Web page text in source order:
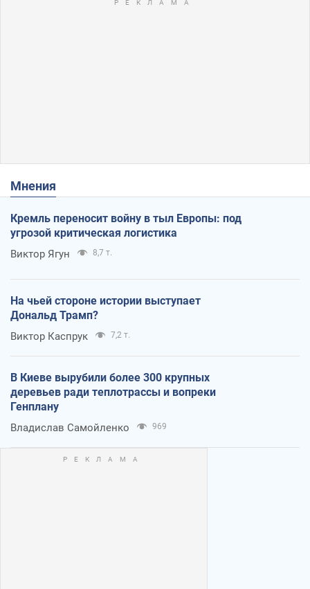
Мнения
Кремль переносит войну в тыл Европы: под
угрозой критическая логистика
Виктор Ягун 8,7 т.
На чьей стороне истории выступает
Дональд Трамп?
Виктор Каспрук 7,2 т.
В Киеве вырубили более 300 крупных
деревьев ради теплотрассы и вопреки
Генплану
Владислав Самойленко 969